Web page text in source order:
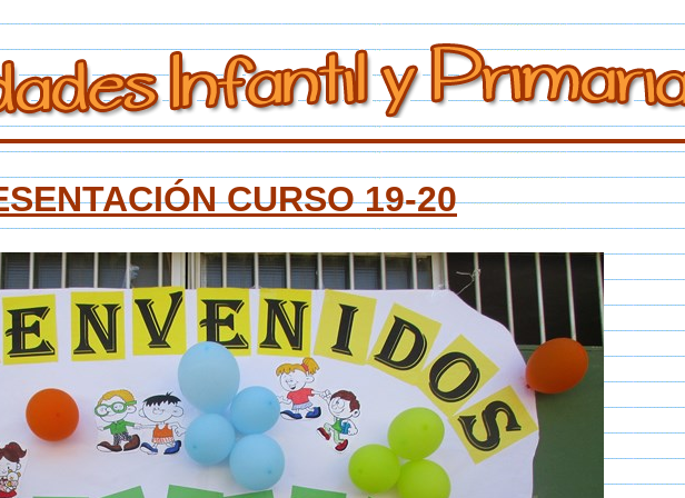
CURSO 19-20